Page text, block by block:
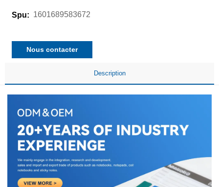
Spu: 1601689583672
Nous contacter
Description